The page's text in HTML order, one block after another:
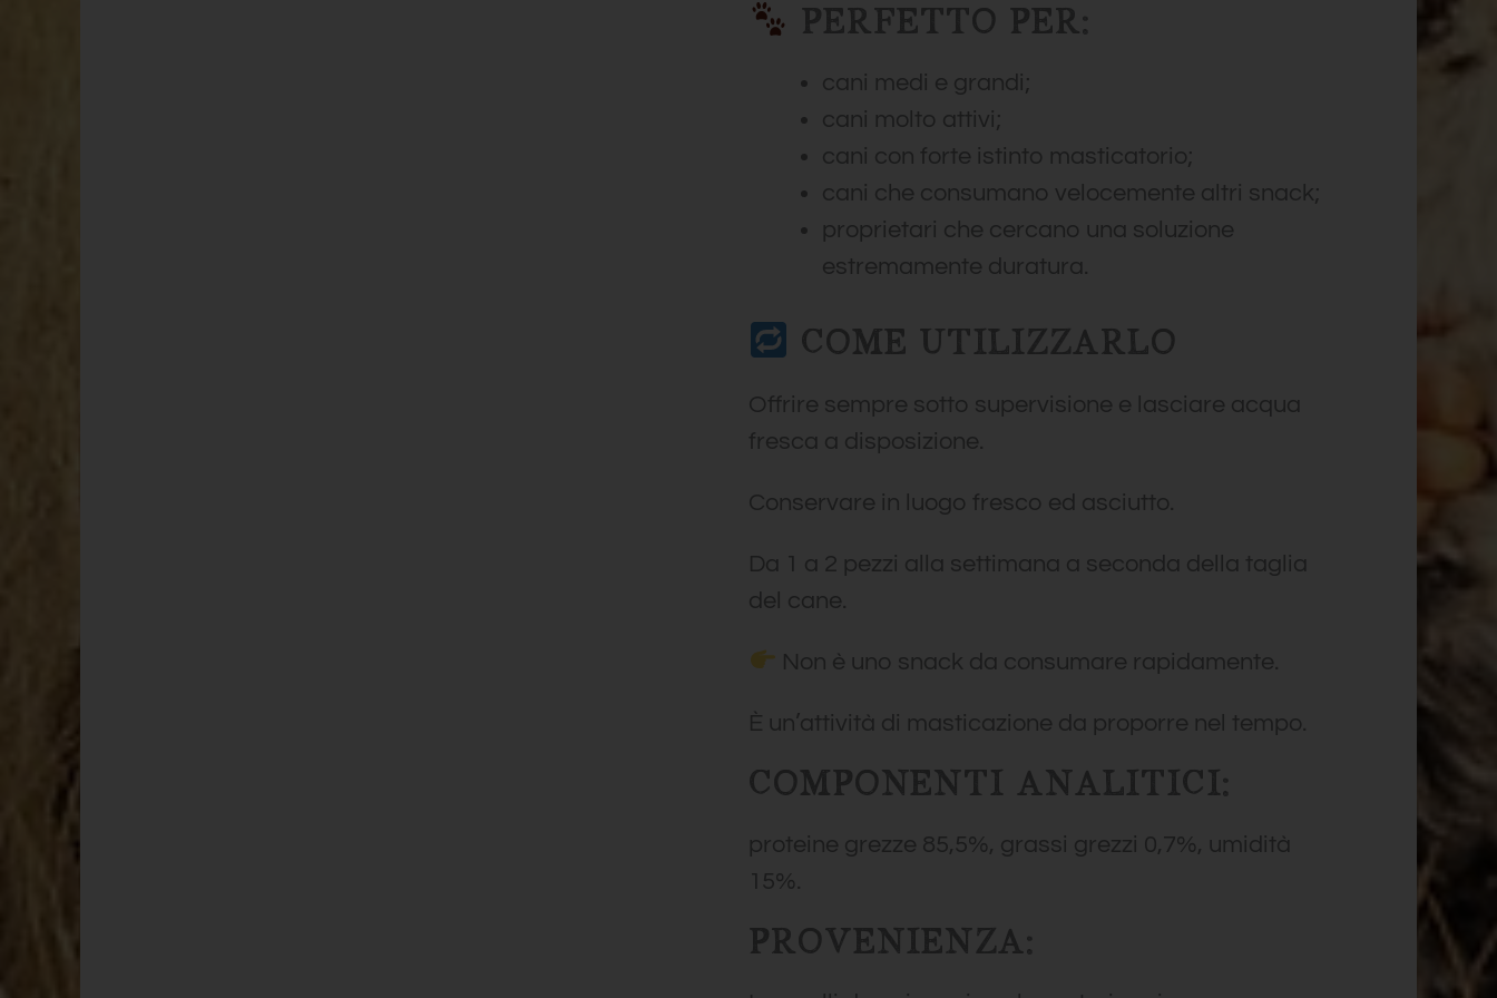
PERFETTO PER:
cani medi e grandi;
cani molto attivi;
cani con forte istinto masticatorio;
cani che consumano velocemente altri snack;
proprietari che cercano una soluzione
estremamente duratura.
COME UTILIZZARLO
Offrire sempre sotto supervisione e lasciare acqua
fresca a disposizione.
Conservare in luogo fresco ed asciutto.
Da 1 a 2 pezzi alla settimana a seconda della taglia
del cane.
Non è uno snack da consumare rapidamente.
È un’attività di masticazione da proporre nel tempo.
COMPONENTI ANALITICI:
proteine grezze 85,5%, grassi grezzi 0,7%, umidità
15%.
PROVENIENZA: